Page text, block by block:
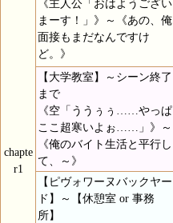
chapte
r1
《主人公「おはようござい
まーす！」》～《あの、俺
面接もまだなんですけ
ど。》
【大学教室】～シーン終了
まで
《空「ううぅぅ……やっぱ
ここ超寒いよぉ……」》～
《俺のバイト生活と平行し
て、～》
【ピヴォワーヌバックヤー
ド】～【休憩室 or 事務
所】